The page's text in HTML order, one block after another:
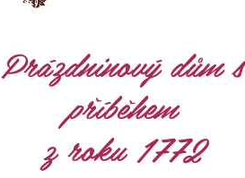
Prázdninový dům s
příběhem
z roku 1772